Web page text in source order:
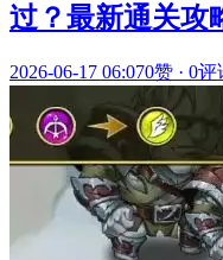
过？最新通关攻
2026-06-17 06:070赞 · 0评